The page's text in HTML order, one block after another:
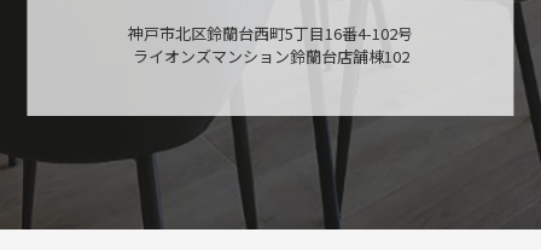
神戸市北区鈴蘭台西町5丁目16番4-102号
ライオンズマンション鈴蘭台店舗棟102